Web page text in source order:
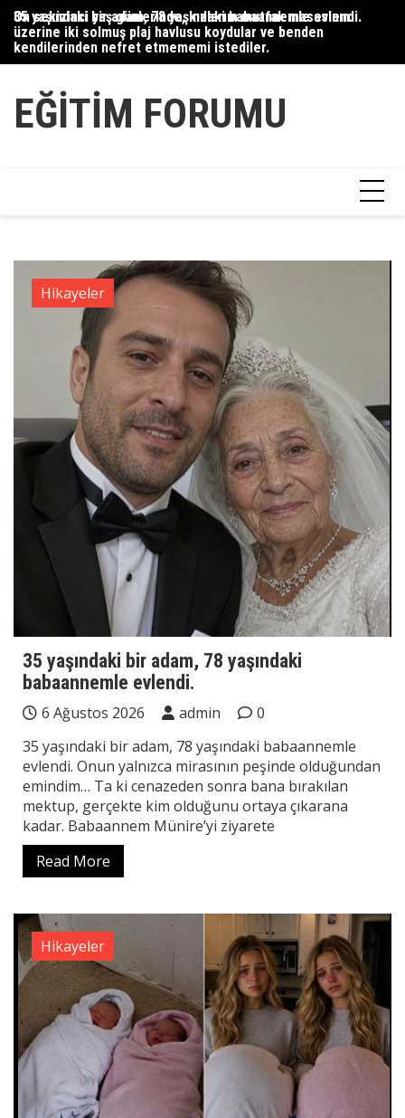
Skip
content
35 yaşındaki bir adam, 78 yaşındaki babaannemle evlendi.
On sekizinci yaş günlerinde, kızlarım mutfak masasının
üzerine iki solmuş plaj havlusu koydular ve benden
kendilerinden nefret etmememi istediler.
EĞITIM FORUMU
Hikayeler
35 yaşındaki bir adam, 78 yaşındaki
babaannemle evlendi.
6 Ağustos 2026 admin
0
35 yaşındaki bir adam, 78 yaşındaki babaannemle
evlendi. Onun yalnızca mirasının peşinde olduğundan
emindim… Ta ki cenazeden sonra bana bırakılan
mektup, gerçekte kim olduğunu ortaya çıkarana
kadar. Babaannem Münire’yi ziyarete
Read More
Hikayeler